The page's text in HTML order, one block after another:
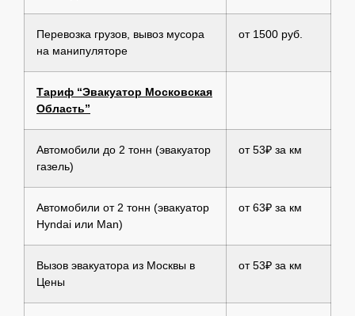
Перевозка грузов, вывоз мусора
на манипуляторе
от 1500 руб.
Тариф “Эвакуатор Московская
Область”
Автомобили до 2 тонн (эвакуатор
газель)
от 53₽ за км
Автомобили от 2 тонн (эвакуатор
Hyndai или Man)
от 63₽ за км
Вызов эвакуатора из Москвы в
Цены
от 53₽ за км